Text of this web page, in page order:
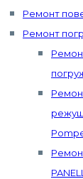
Ремонт
Ремонт